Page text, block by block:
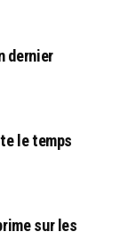
dernier
le temps
sur les